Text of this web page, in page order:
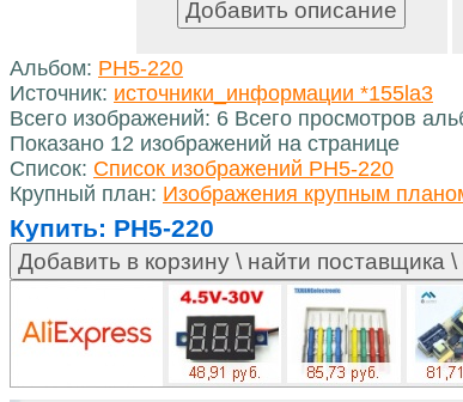
Альбом: РН5-220
Источник: источники_информации *155la3
Всего изображений: 6 Всего просмотров
Показано 12 изображений на странице
Список: Список изображений РН5-220
Крупный план: Изображения крупным
Купить: РН5-220